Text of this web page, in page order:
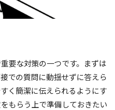
要な対策の一つです。まずは
での質問に動揺せずに答えら
く簡潔に伝えられるようにす
もらう上で準備しておきたい